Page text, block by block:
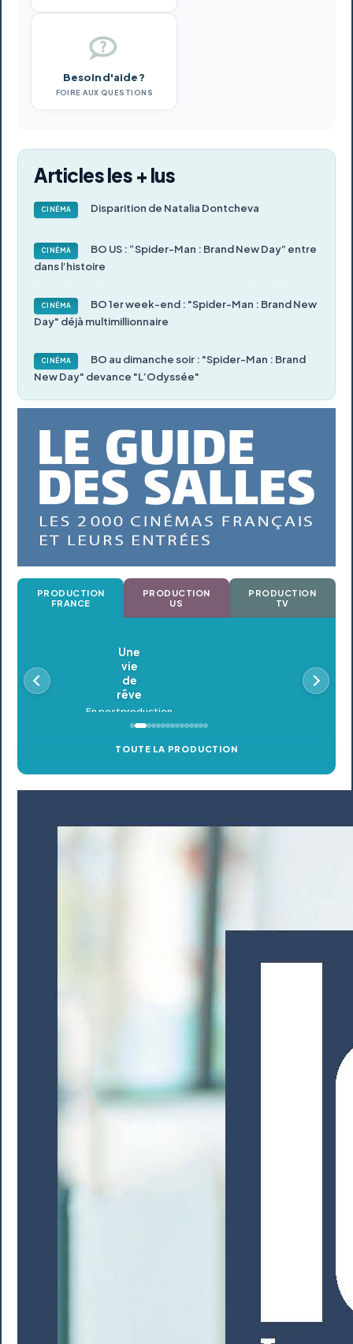
Besoin d'aide ?
FOIRE AUX QUESTIONS
Articles les + lus
CINÉMA Disparition de Natalia Dontcheva
CINÉMA
BO US : “Spider-Man : Brand New Day” entre
dans l’histoire
CINÉMA
BO 1er week-end : "Spider-Man : Brand New
Day" déjà multimillionnaire
CINÉMA
BO au dimanche soir : "Spider-Man : Brand
New Day" devance "L’Odyssée"
PRODUCTION
FRANCE
PRODUCTION
US
PRODUCTION
TV
Oldeupe
En postproduction
TOUTE LA PRODUCTION